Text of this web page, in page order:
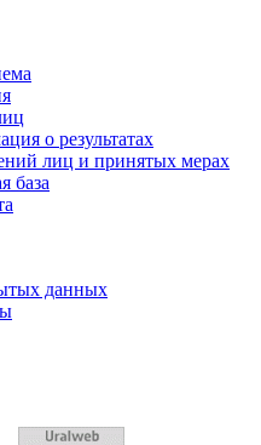
о результатах
лиц и принятых мерах
база
данных